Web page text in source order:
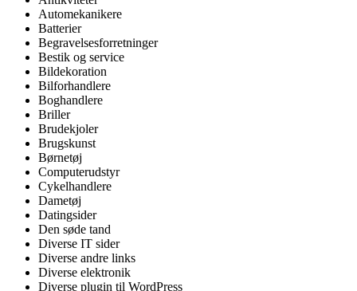
Automekanikere
Batterier
Begravelsesforretninger
Bestik og service
Bildekoration
Bilforhandlere
Boghandlere
Briller
Brudekjoler
Brugskunst
Børnetøj
Computerudstyr
Cykelhandlere
Dametøj
Datingsider
Den søde tand
Diverse IT sider
Diverse andre links
Diverse elektronik
Diverse plugin til WordPress